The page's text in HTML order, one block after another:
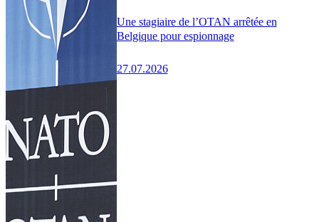
Une stagiaire de l’OTAN arrêtée en
Belgique pour espionnage
27.07.2026